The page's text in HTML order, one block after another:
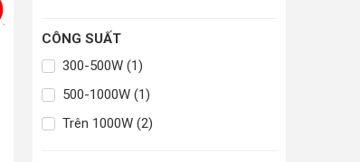
CÔNG SUẤT
300-500W (1)
500-1000W (1)
Trên 1000W (2)